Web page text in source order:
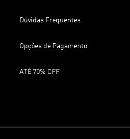
Dúvidas Frequentes
Opções de Pagamento
ATÉ 70% OFF